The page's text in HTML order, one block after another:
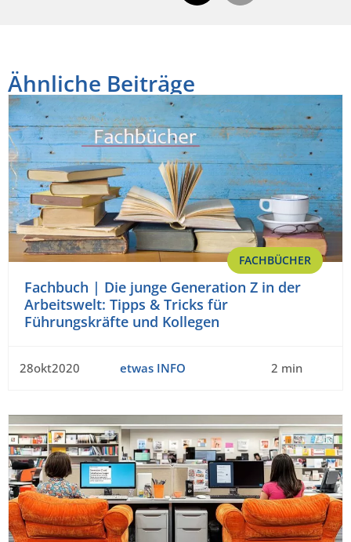
Ähnliche Beiträge
FACHBÜCHER
Fachbuch | Die junge Generation Z in der
Arbeitswelt: Tipps & Tricks für
Führungskräfte und Kollegen
28okt2020 etwas INFO 2 min